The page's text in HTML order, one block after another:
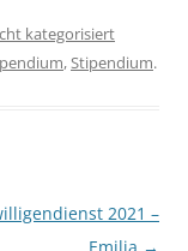
kategorisiert
,Stipendium.
2021 –